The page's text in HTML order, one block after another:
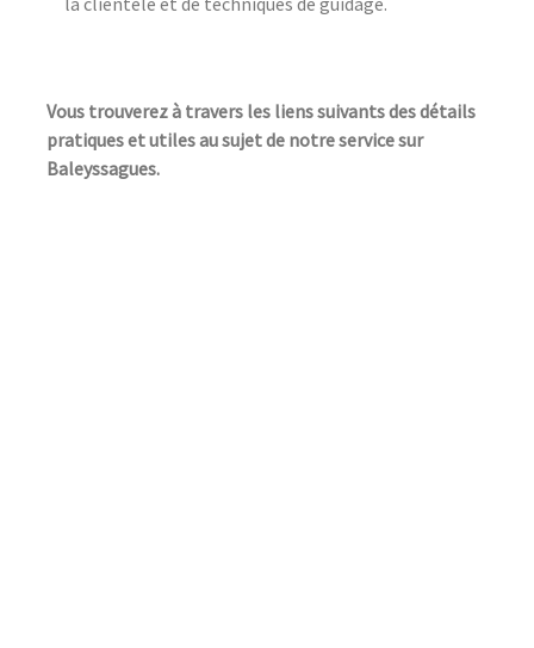
Vous trouverez à travers les liens suivants des détails
pratiques et utiles au sujet de notre service sur
Baleyssagues.